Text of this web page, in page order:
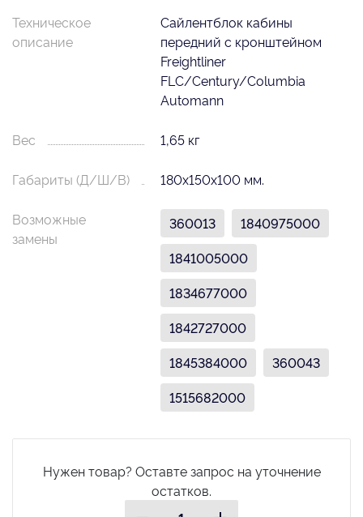
Техническое
описание
Сайлентблок кабины
передний с кронштейном
Freightliner
FLC/Century/Columbia
Automann
Вес 1,65 кг
Габариты (Д/Ш/В) 180х150х100 мм.
Возможные
замены
360013
1840975000
1841005000
1834677000
1842727000
1845384000
360043
1515682000
Нужен товар? Оставте запрос на уточнение
остатков.